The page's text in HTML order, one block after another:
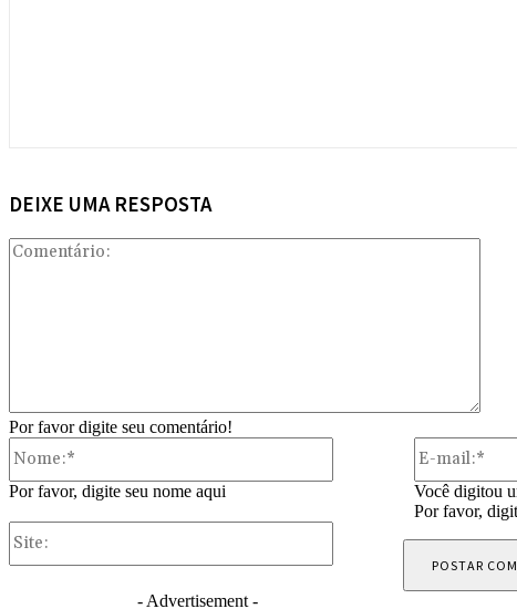
DEIXE UMA RESPOSTA
Por favor digite seu comentário!
Por favor, digite seu nome aqui
Você digitou
Por favor,
- Advertisement -